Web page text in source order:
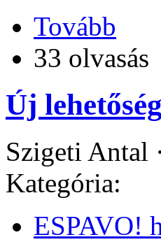
Tovább
33 olvasás
Új
Szigeti Antal ·
Kategória:
ESPAVO!